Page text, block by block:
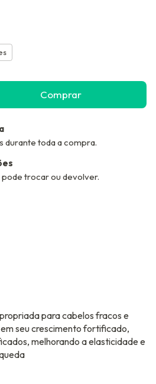
durante toda a compra.
trocar ou devolver.
para cabelos fracos e
seu crescimento fortificado,
melhorando a elasticidade e